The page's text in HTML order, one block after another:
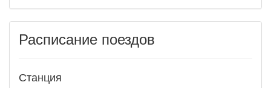
Расписание поездов
Станция